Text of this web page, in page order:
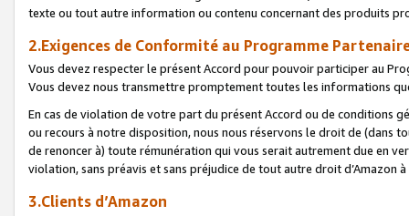
texte ou tout autre information ou contenu concernant des produits
2.Exigences de Conformité au Programme
Vous devez respecter le présent Accord pour pouvoir participer au
Vous devez nous transmettre promptement toutes les informations
En cas de violation de votre part du présent Accord ou de conditions
ou recours à notre disposition, nous nous réservons le droit de (dans
de renoncer à) toute rémunération qui vous serait autrement due en
violation, sans préavis et sans préjudice de tout autre droit
3.Clients d’Amazon